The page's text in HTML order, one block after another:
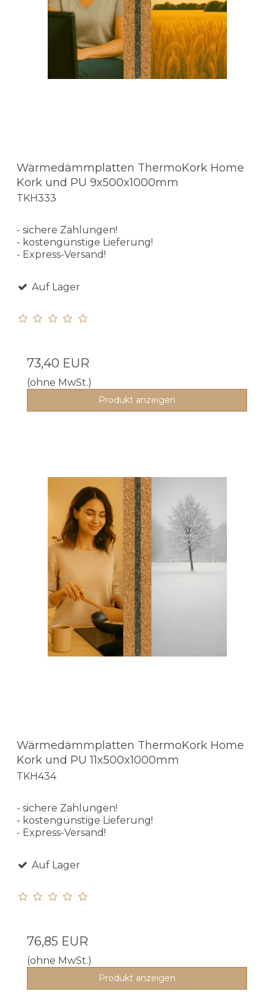
Wärmedämmplatten ThermoKork Home
Kork und PU 9x500x1000mm
TKH333
- sichere Zahlungen!
- kostengünstige Lieferung!
- Express-Versand!
Auf Lager
73,40 EUR
(ohne MwSt.)
Produkt anzeigen
Wärmedämmplatten ThermoKork Home
Kork und PU 11x500x1000mm
TKH434
- sichere Zahlungen!
- kostengünstige Lieferung!
- Express-Versand!
Auf Lager
76,85 EUR
(ohne MwSt.)
Produkt anzeigen